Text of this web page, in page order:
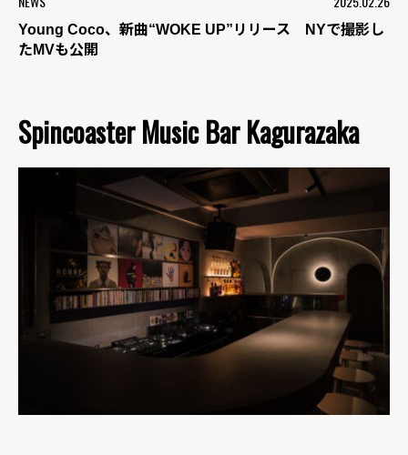
Young Coco、新曲“WOKE UP”リリース NYで撮影し
たMVも公開
Spincoaster Music Bar Kagurazaka